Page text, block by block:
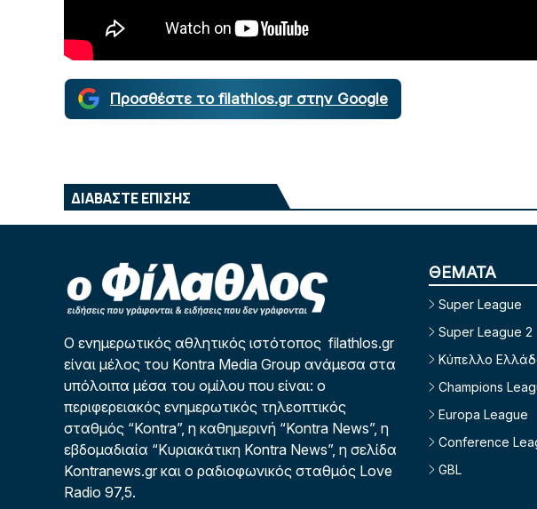
Προσθέστε το filathlos.gr στην Google
ΔΙΑΒΑΣΤΕ ΕΠΙΣΗΣ
Ο ενημερωτικός αθλητικός ιστότοπος filathlos.gr
είναι μέλος του Kontra Media Group ανάμεσα στα
υπόλοιπα μέσα του ομίλου που είναι: ο
περιφερειακός ενημερωτικός τηλεοπτικός
σταθμός “Kontra”, η καθημερινή “Kontra News”, η
εβδομαδιαία “Κυριακάτικη Kontra News”, η σελίδα
Kontranews.gr και ο ραδιοφωνικός σταθμός Love
Radio 97,5.
ΘΕΜΑΤΑ
Super League
Super League 2
Κύπελλο
Champions
Europa League
Conference
GBL